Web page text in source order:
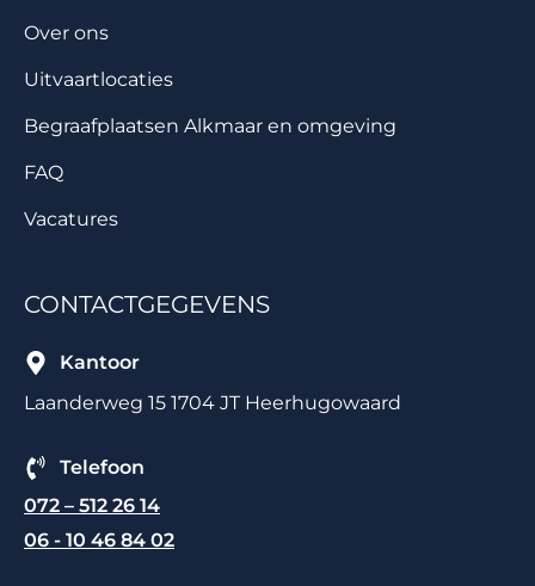
Over ons
Uitvaartlocaties
Begraafplaatsen Alkmaar en omgeving
FAQ
Vacatures
CONTACTGEGEVENS
Kantoor
Laanderweg 15 1704 JT Heerhugowaard
Telefoon
072 – 512 26 14
06 - 10 46 84 02